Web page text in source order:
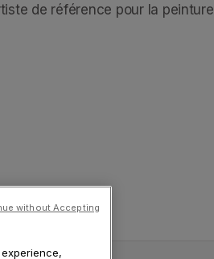
de référence pour la peinture
without Accepting